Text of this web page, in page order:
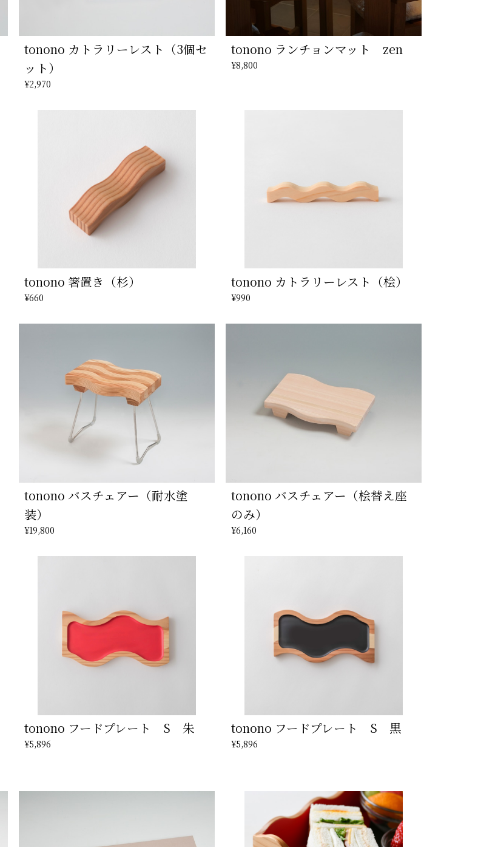
tonono カトラリーレスト（3個セ
ット）
¥2,970
tonono ランチョンマット zen
¥8,800
tonono 箸置き（杉）
¥660
tonono カトラリーレスト（桧）
¥990
tonono バスチェアー（耐水塗
装）
¥19,800
tonono バスチェアー（桧替え座
のみ）
¥6,160
tonono フードプレート S 朱
¥5,896
tonono フードプレート S 黒
¥5,896